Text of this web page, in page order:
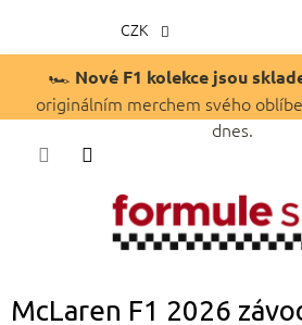
obsah
🏎️ Nové F1 kolekce jsou
originálním merchem svého
dnes.
CZK
McLaren F1 2026